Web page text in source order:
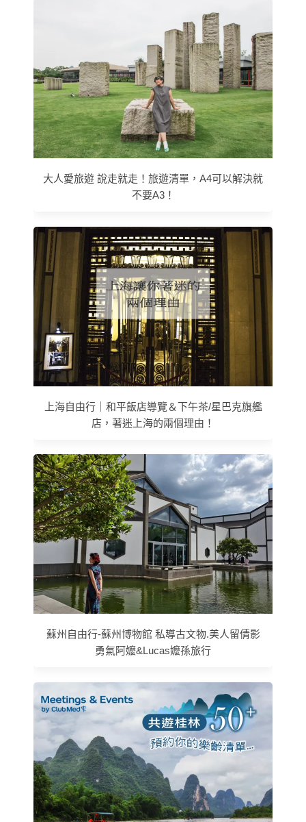
大人愛旅遊 說走就走！旅遊清單，A4可以解決就
不要A3！
上海自由行｜和平飯店導覽＆下午茶/星巴克旗艦
店，著迷上海的兩個理由！
蘇州自由行-蘇州博物館 私導古文物.美人留倩影
勇氣阿嬤&Lucas嬤孫旅行